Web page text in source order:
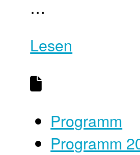
…
Lesen
Programm
Programm